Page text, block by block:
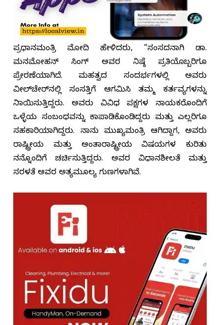
ಪ್ರಧಾನಮಂತ್ರಿ ಮೋದಿ ಹೇಳಿದರು, “ಸಂಸದನಾಗಿ ಡಾ.
ಮನಮೋಹನ್ ಸಿಂಗ್ ಅವರ ನಿಷ್ಠೆ ಪ್ರತಿಯೊಬ್ಬರಿಗೂ
ಪ್ರೇರಣೆಯಾಗಿದೆ. ಮಹತ್ವದ ಸಂದರ್ಭಗಳಲ್ಲಿ ಅವರು
ವೀಲ್‌ಚೇರ್‌ನಲ್ಲಿ ಸಂಸತ್ತಿಗೆ ಆಗಮಿಸಿ ತಮ್ಮ ಕರ್ತವ್ಯಗಳನ್ನು
ನಿಭಾಯಿಸುತ್ತಿದ್ದರು. ಅವರು ವಿವಿಧ ಪಕ್ಷಗಳ ನಾಯಕರೊಂದಿಗೆ
ಒಳ್ಳೆಯ ಸಂಬಂಧವನ್ನು ಕಾಪಾಡಿಕೊಂಡಿದ್ದರು ಮತ್ತು ಎಲ್ಲರಿಗೂ
ಸಹಕಾರಿಯಾಗಿದ್ದರು. ನಾನು ಮುಖ್ಯಮಂತ್ರಿ ಆಗಿದ್ದಾಗ, ಅವರು
ರಾಷ್ಟ್ರೀಯ ಮತ್ತು ಅಂತಾರಾಷ್ಟ್ರೀಯ ವಿಷಯಗಳ ಕುರಿತು
ನನ್ನೊಂದಿಗೆ ಚರ್ಚಿಸುತ್ತಿದ್ದರು. ಅವರ ವಿಧಾನಶೀಲತೆ ಮತ್ತು
ಸರಳತೆ ಅವರ ಅತ್ಯಮೂಲ್ಯ ಗುಣಗಳಾಗಿವೆ.